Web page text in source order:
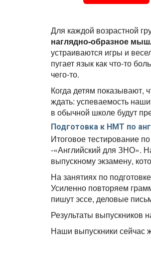
Для каждой возрастной
наглядно-образное
устраиваются игры и
пугает язык как что-то
чего-то.
Когда детям показывают,
ждать: успеваемость
в обычной школе будут
Подготовка к НМТ по
Итоговое тестирование
-«Английский для ЗНО».
выпускному экзамену,
На занятиях по
Усиленно повторяем
пишут эссе, деловые
Результаты выпускников
Наши выпускники сейчас